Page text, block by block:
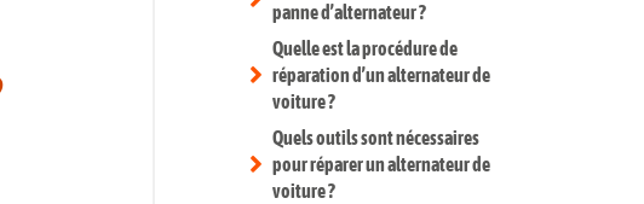
panne d’alternateur ?
Quelle est la procédure de
réparation d’un alternateur de
voiture ?
Quels outils sont nécessaires
pour réparer un alternateur de
voiture ?